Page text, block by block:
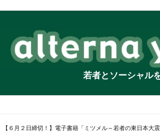
若者とソーシャル
【６月２日締切！】電子書籍「ミツメル～若者の東日本大